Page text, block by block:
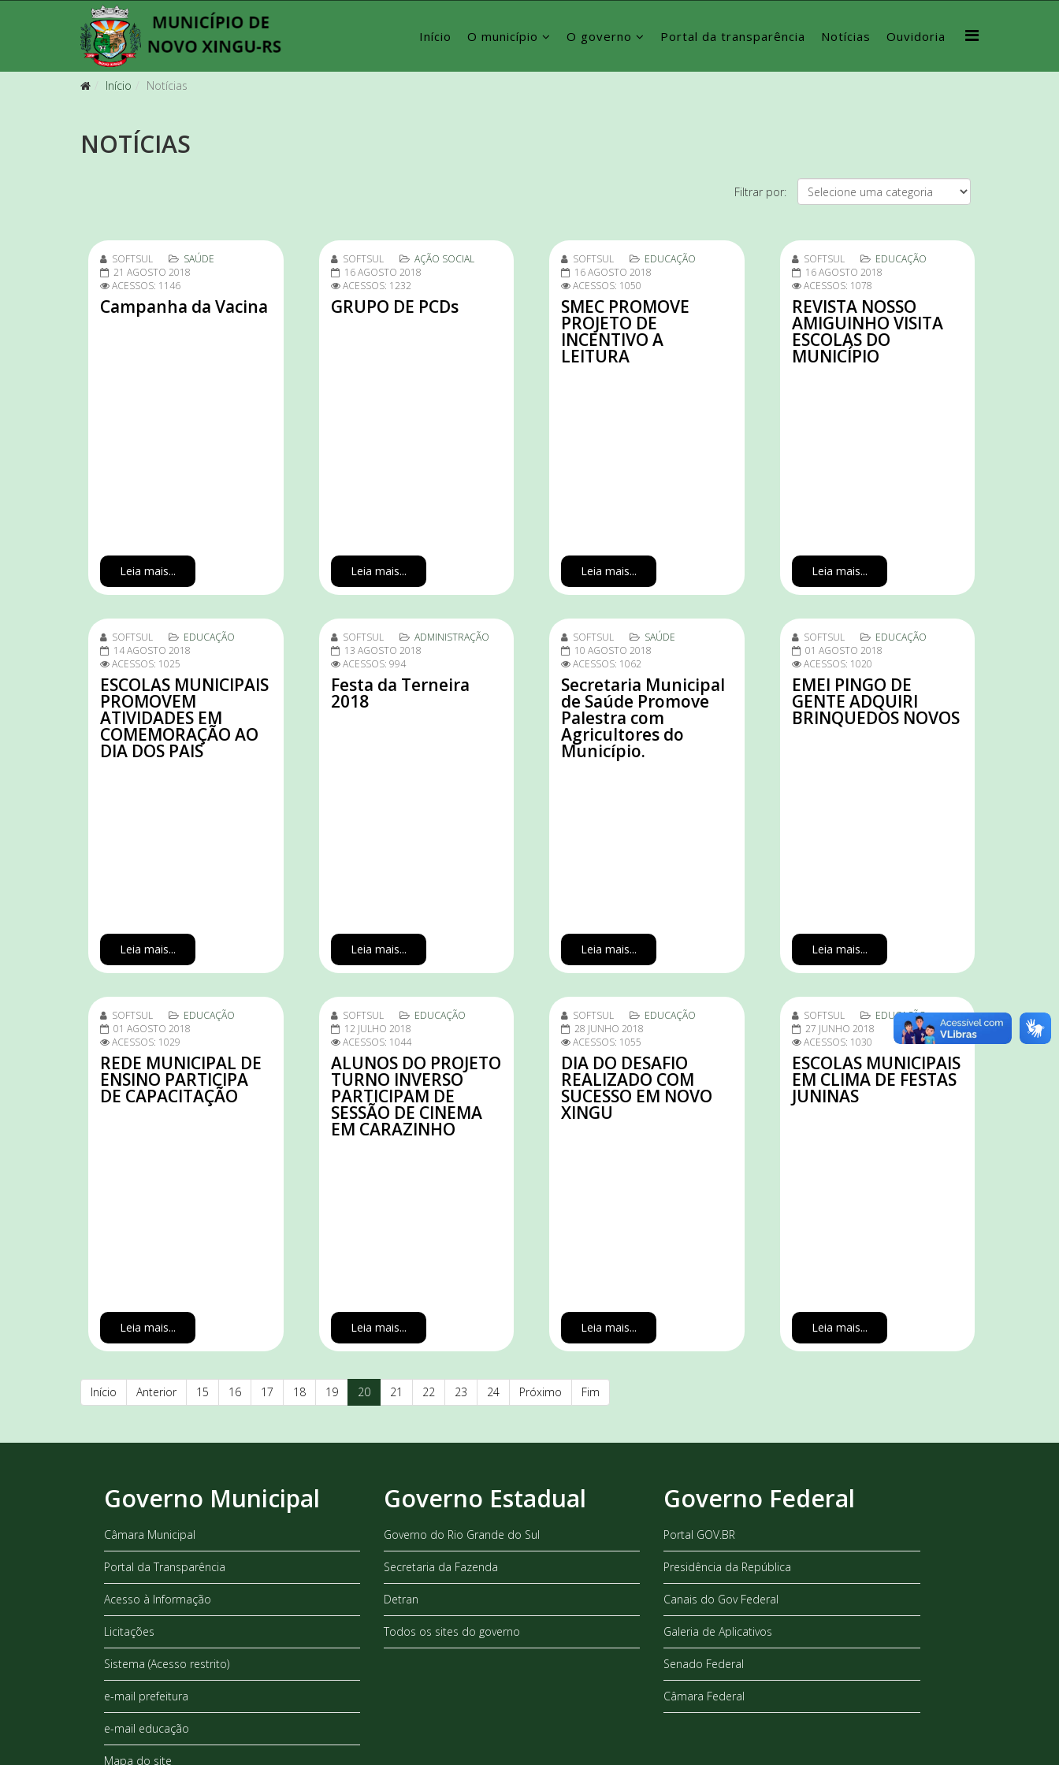
Início O município O governo Portal da transparência Notícias Ouvidoria
Início Notícias
NOTÍCIAS
Filtrar por:
SOFTSUL
SAÚDE
21 AGOSTO 2018
ACESSOS: 1146
Campanha da Vacina
Leia mais...
SOFTSUL
AÇÃO SOCIAL
16 AGOSTO 2018
ACESSOS: 1232
GRUPO DE PCDs
Leia mais...
SOFTSUL
EDUCAÇÃO
16 AGOSTO 2018
ACESSOS: 1050
SMEC PROMOVE
PROJETO DE
INCENTIVO A
LEITURA
Leia mais...
SOFTSUL
EDUCAÇÃO
16 AGOSTO 2018
ACESSOS: 1078
REVISTA NOSSO
AMIGUINHO VISITA
ESCOLAS DO
MUNICÍPIO
Leia mais...
SOFTSUL
EDUCAÇÃO
14 AGOSTO 2018
ACESSOS: 1025
ESCOLAS MUNICIPAIS
PROMOVEM
ATIVIDADES EM
COMEMORAÇÃO AO
DIA DOS PAIS
Leia mais...
SOFTSUL
ADMINISTRAÇÃO
13 AGOSTO 2018
ACESSOS: 994
Festa da Terneira
2018
Leia mais...
SOFTSUL
SAÚDE
10 AGOSTO 2018
ACESSOS: 1062
Secretaria Municipal
de Saúde Promove
Palestra com
Agricultores do
Município.
Leia mais...
SOFTSUL
EDUCAÇÃO
01 AGOSTO 2018
ACESSOS: 1020
EMEI PINGO DE
GENTE ADQUIRI
BRINQUEDOS NOVOS
Leia mais...
SOFTSUL
EDUCAÇÃO
01 AGOSTO 2018
ACESSOS: 1029
REDE MUNICIPAL DE
ENSINO PARTICIPA
DE CAPACITAÇÃO
Leia mais...
SOFTSUL
EDUCAÇÃO
12 JULHO 2018
ACESSOS: 1044
ALUNOS DO PROJETO
TURNO INVERSO
PARTICIPAM DE
SESSÃO DE CINEMA
EM CARAZINHO
Leia mais...
SOFTSUL
EDUCAÇÃO
28 JUNHO 2018
ACESSOS: 1055
DIA DO DESAFIO
REALIZADO COM
SUCESSO EM NOVO
XINGU
Leia mais...
SOFTSUL
EDUCAÇÃO
27 JUNHO 2018
ACESSOS: 1030
ESCOLAS MUNICIPAIS
EM CLIMA DE FESTAS
JUNINAS
Leia mais...
Início Anterior 15 16 17 18 19 20 21 22 23 24 Próximo Fim
Governo Municipal
Câmara Municipal
Portal da Transparência
Acesso à Informação
Licitações
Sistema (Acesso restrito)
e-mail prefeitura
e-mail educação
Mapa do site
Governo Estadual
Governo do Rio Grande do Sul
Secretaria da Fazenda
Detran
Todos os sites do governo
Governo Federal
Portal GOV.BR
Presidência da República
Canais do Gov Federal
Galeria de Aplicativos
Senado Federal
Câmara Federal